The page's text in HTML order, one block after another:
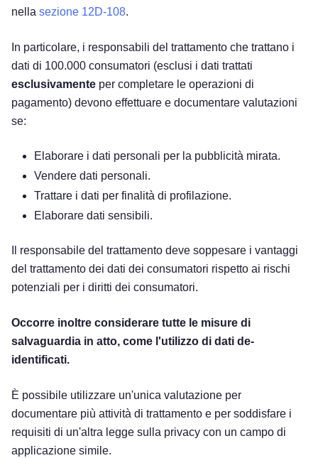
nella sezione 12D-108.
In particolare, i responsabili del trattamento che trattano i
dati di 100.000 consumatori (esclusi i dati trattati
esclusivamente per completare le operazioni di
pagamento) devono effettuare e documentare valutazioni
se:
Elaborare i dati personali per la pubblicità mirata.
Vendere dati personali.
Trattare i dati per finalità di profilazione.
Elaborare dati sensibili.
Il responsabile del trattamento deve soppesare i vantaggi
del trattamento dei dati dei consumatori rispetto ai rischi
potenziali per i diritti dei consumatori.
Occorre inoltre considerare tutte le misure di
salvaguardia in atto, come l'utilizzo di dati de-
identificati.
È possibile utilizzare un'unica valutazione per
documentare più attività di trattamento e per soddisfare i
requisiti di un'altra legge sulla privacy con un campo di
applicazione simile.